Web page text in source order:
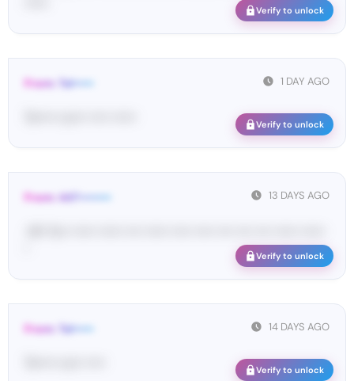
Verify to unlock
1 DAY AGO
From: Tel•••••
Verify to unlock
13 DAYS AGO
From: 447••••••••
Verify to unlock
14 DAYS AGO
From: Tel•••••
Verify to unlock